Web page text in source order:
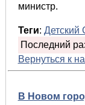
министр.
Теги: Детский
Последний
Вернуться к
В Новом